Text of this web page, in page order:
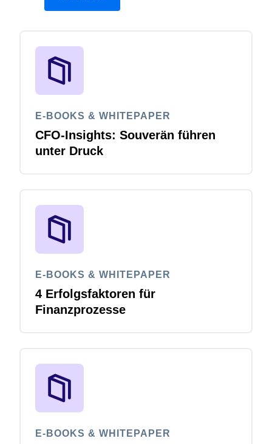
E-BOOKS & WHITEPAPER
CFO-Insights: Souverän führen
unter Druck
E-BOOKS & WHITEPAPER
4 Erfolgsfaktoren für
Finanzprozesse
E-BOOKS & WHITEPAPER